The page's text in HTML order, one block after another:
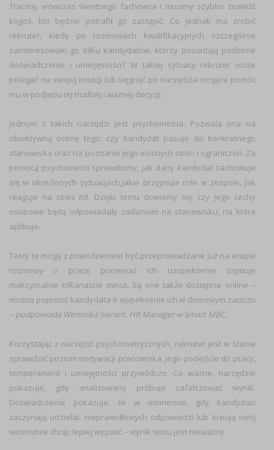
Tracimy wówczas świetnego fachowca i musimy szybko znaleźć
kogoś, kto będzie potrafił go zastąpić. Co jednak ma zrobić
rekruter, kiedy po rozmowach kwalifikacyjnych szczególnie
zainteresowało go kilku kandydatów, którzy posiadają podobne
doświadczenie i umiejętności? W takiej sytuacji rekruter może
polegać na swojej intuicji lub sięgnąć po narzędzia mogące pomóc
mu w podjęciu tej trudnej i ważnej decyzji.
Jednym z takich narzędzi jest psychometria. Pozwala ona na
obiektywną ocenę tego, czy kandydat pasuje do konkretnego
stanowiska oraz na poznanie jego mocnych stron i ograniczeń. Za
pomocą psychometrii sprawdzimy, jak dany kandydat zachowuje
się w określonych sytuacjach,jakie przyjmuje role w zespole, jak
reaguje na stres itd. Dzięki temu dowiemy się, czy jego cechy
osobowe będą odpowiadały zadaniom na stanowisku, na które
aplikuje.
Testy te mogą z powodzeniem być przeprowadzane już na etapie
rozmowy o pracę, ponieważ ich uzupełnienie zajmuje
maksymalnie kilkanaście minut. Są one także dostępne online –
można poprosić kandydata o wypełnienie ich w domowym zaciszu
– podpowiada Weronika Sierant, HR Manager w Smart MBC.
Korzystając z narzędzi psychometrycznych, rekruter jest w stanie
sprawdzić poziom motywacji pracownika, jego podejście do pracy,
temperament i umiejętności przywódcze. Co ważne, narzędzie
pokazuje, gdy analizowany próbuje zafałszować wynik.
Doświadczenie pokazuje, że w momencie, gdy kandydaci
zaczynają udzielać nieprawidłowych odpowiedzi lub kreują swój
wizerunek chcąc lepiej wypaść – wynik testu jest nieważny.